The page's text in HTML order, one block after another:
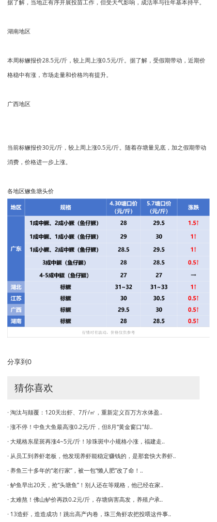
据了解，当地正有序开展投苗工作，但受天气影响，成活率与往年基本持平。
湖南地区
本周标鳜报价28.5元/斤，较上周上涨0.5元/斤。据了解，受假期带动，近期价
格稳中有涨，市场走量和价格均有提升。
广西地区
当前标鳜报价30元/斤，较上周上涨0.5元/斤。随着存塘量见底，加之假期带动
消费，价格进一步上涨。
各地区鳜鱼塘头价
分享到0
猜你喜欢
· 淘汰与颠覆：120天出虾、7斤/㎡，重新定义百万方水体盈..
· 涨不停！中鱼大鱼最高涨0.2元/斤，但8月“黄金窗口”却..
· 大规格东星斑再涨4~5元/斤！珍珠斑中小规格小涨，福建走..
· 从员工到养虾老板，他发现养虾能稳定赚钱的，是那套快大养虾..
· 养鱼三十多年的“老行家”，被一包“懒人肥”改了命！..
· 鲈鱼早出20天，抢“头塘鱼”！别人还在等规格，他已经在家..
· 太难熬！佛山鲈价再跌0.2元/斤，存塘病害高发，养殖户承..
· 13造虾，造造成功！跳出高产内卷，珠三角虾农把投喂这件事..